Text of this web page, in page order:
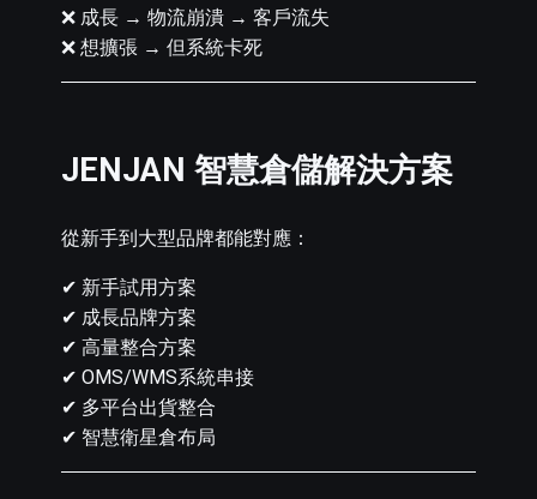
❌ 成長 → 物流崩潰 → 客戶流失
❌ 想擴張 → 但系統卡死
JENJAN 智慧倉儲解決方案
從新手到大型品牌都能對應：
✔ 新手試用方案
✔ 成長品牌方案
✔ 高量整合方案
✔ OMS/WMS系統串接
✔ 多平台出貨整合
✔ 智慧衛星倉布局